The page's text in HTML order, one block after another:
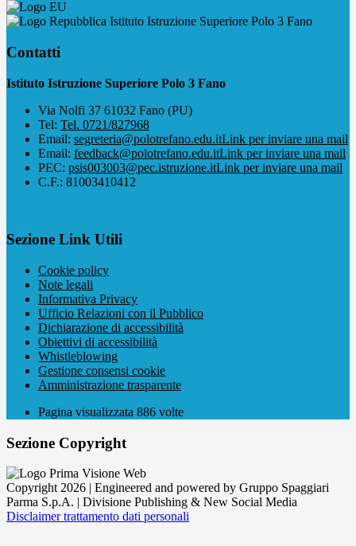
Istituto Istruzione Superiore Polo 3 Fano
Contatti
Istituto Istruzione Superiore Polo 3 Fano
Via Nolfi 37 61032 Fano (PU)
Tel: Tel. 0721/827968
Email: segreteria@polotrefano.e​du.itLink per inviare una mail
Email: feedback@polotrefano.edu.itLink per inviare una mail
PEC: psis003003@pec.istruzione.itLink per inviare una mail
C.F.: 81003410412
Sezione Link Utili
Cookie policy
Note legali
Informativa Privacy
Ufficio Relazioni con il Pubblico
Dichiarazione di accessibilità
Obiettivi di accessibilità
Whistleblowing
Gestione consensi cookie
Amministrazione trasparente
Pagina visualizzata 886 volte
Sezione Copyright
Copyright 2026 | Engineered and powered by Gruppo Spaggiari
Parma S.p.A. | Divisione Publishing & New Social Media
Disclaimer trattamento dati personali